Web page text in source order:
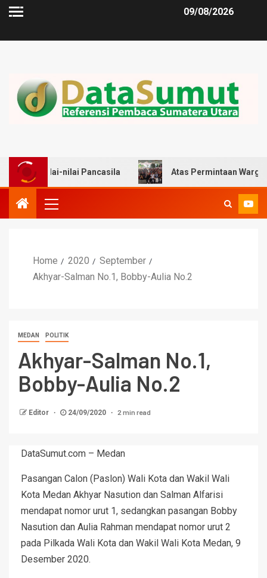
09/08/2026
nilai Pancasila Atas Permintaan Warga, Zulkarnaen
Home 2020
September
Akhyar-Salman No.1, Bobby-Aulia No.2
MEDAN POLITIK
Akhyar-Salman No.1,
Bobby-Aulia No.2
Editor 24/09/2020 2 min read
DataSumut.com – Medan
Pasangan Calon (Paslon) Wali Kota dan Wakil Wali
Kota Medan Akhyar Nasution dan Salman Alfarisi
mendapat nomor urut 1, sedangkan pasangan Bobby
Nasution dan Aulia Rahman mendapat nomor urut 2
pada Pilkada Wali Kota dan Wakil Wali Kota Medan, 9
Desember 2020.